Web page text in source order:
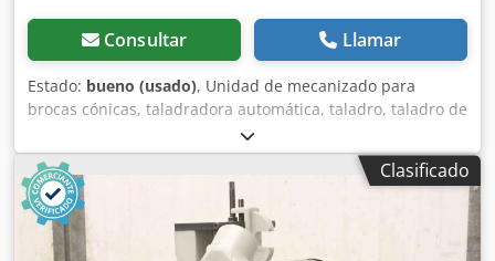
Consultar Llamar
Estado: bueno (usado), Unidad de mecanizado para
brocas cónicas, taladradora automática, taladro, taladro de
pie, taladradora de varios husillos, taladradora en línea,
taladradora para ensambles. -Potencia: 0,25 kW Dcedpfjb
A Rmgex Adhok -Velocidad: 2755 rpm -Diámetro del
mandril: Ø 12 mm -Fijo, sin avance -Cantidad: 3 husillos
disponibles -Precio: por unidad -Dimensiones:
470/120/A150 mm -Peso: 7 kg/unidad
Clasificado